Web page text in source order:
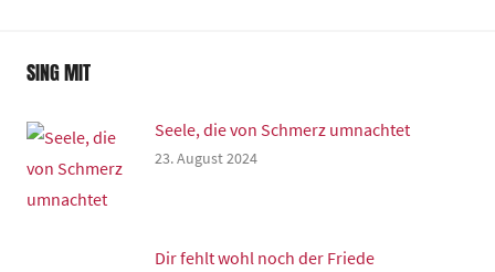
SING MIT
Seele, die von Schmerz umnachtet
23. August 2024
Dir fehlt wohl noch der Friede